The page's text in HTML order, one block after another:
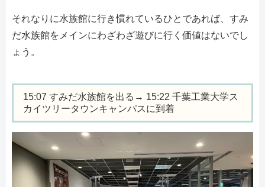
それなりに水族館に行き慣れているひとであれば、すみ
だ水族館をメインにわざわざ遊びに行く価値はないでし
ょう。
15:07 すみだ水族館を出る→ 15:22 千葉工業大学ス
カイツリータウンキャンパスに到着